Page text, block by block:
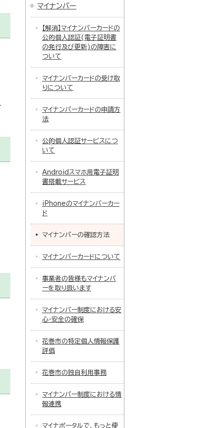
マイナンバー
【解消】マイナンバーカードの
公的個人認証(電子証明書
の発行及び更新)の障害に
ついて
マイナンバーカードの受け取
りについて
マイナンバーカードの申請方
法
公的個人認証サービスにつ
いて
Androidスマホ用電子証明
書搭載サービス
iPhoneのマイナンバーカー
ド
マイナンバーの確認方法
マイナンバーカードについて
事業者の皆様もマイナンバ
ーを取り扱います
マイナンバー制度における安
心・安全の確保
花巻市の特定個人情報保護
評価
花巻市の独自利用事務
マイナンバー制度における情
報連携
マイナポータルで、もっと便